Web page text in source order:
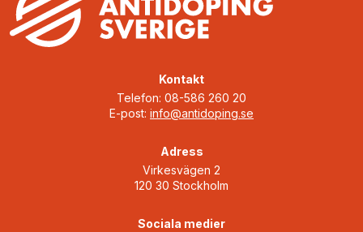
Kontakt
Telefon: 08-586 260 20
E-post: info@antidoping.se
Adress
Virkesvägen 2
120 30 Stockholm
Sociala medier